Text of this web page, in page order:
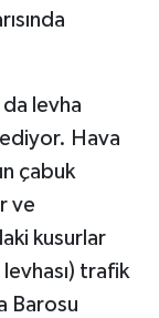
levha
Hava
çabuk
ve
kusurlar
trafik
Barosu